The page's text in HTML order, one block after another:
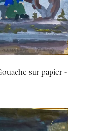
sur papier -